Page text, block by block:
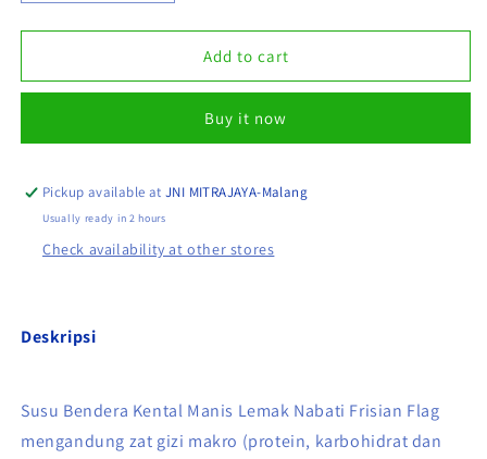
quantity
for
FLAG
MANIS
POUCH
545GR
(ISI
24
quantity
for
FRISIAN
FLAG
KENTAL
MANIS
POUCH
545GR
(ISI
24
Add to cart
Buy it now
Pickup available atJNI MITRAJAYA-Malang
Usually ready in 2 hours
Check availability at other stores
Deskripsi
Susu Bendera Kental Manis Lemak Nabati Frisian Flag
mengandung zat gizi makro (protein, karbohidrat dan